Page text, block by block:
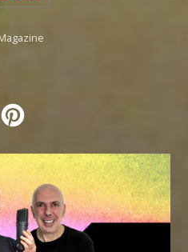
Twitter